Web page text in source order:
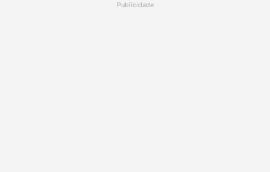
Publicidade